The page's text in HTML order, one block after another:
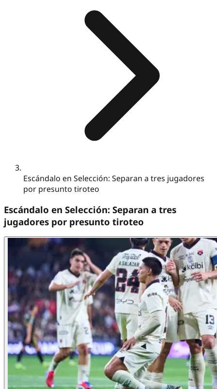
Escándalo en Selección: Separan a tres jugadores
por presunto tiroteo
Escándalo en Selección: Separan a tres
jugadores por presunto tiroteo